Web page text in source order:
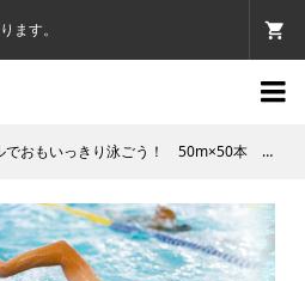
ます。

もいっきり泳ごう！ 50m×50本 1分サークル